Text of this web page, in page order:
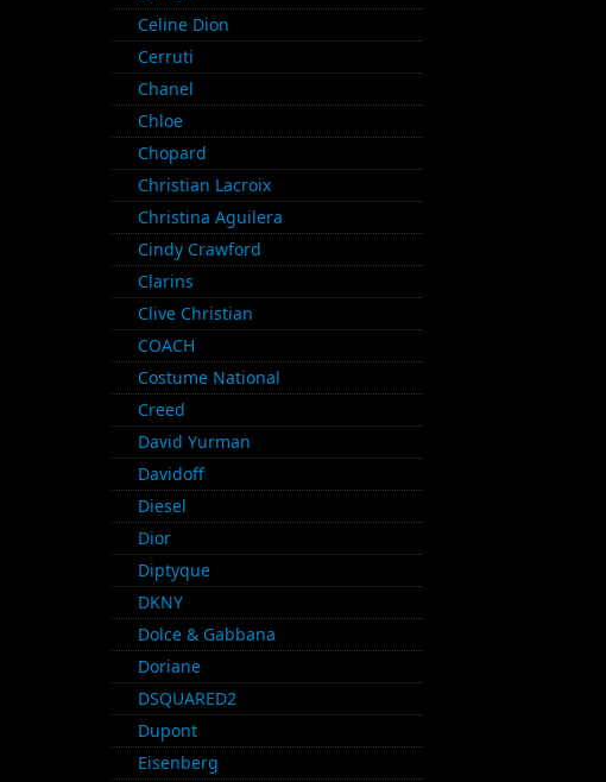
Celine Dion
Cerruti
Chanel
Chloe
Chopard
Christian Lacroix
Christina Aguilera
Cindy Crawford
Clarins
Clive Christian
COACH
Costume National
Creed
David Yurman
Davidoff
Diesel
Dior
Diptyque
DKNY
Dolce & Gabbana
Doriane
DSQUARED2
Dupont
Eisenberg